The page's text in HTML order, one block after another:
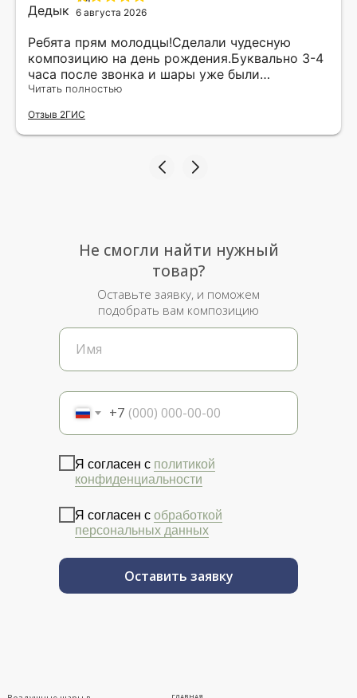
6 августа 2026
Ребята прям молодцы!Сделали чудесную
композицию на день рождения.Буквально 3-4
часа после звонка и шары уже были
доставлены мне по адресу.Качество
рада.
Читать полностью
Отзыв 2ГИС
+7
Я согласен с политикой
конфиденциальности
Я согласен с обработкой
персональных данных
Оставить заявку
Не смогли найти нужный
товар?
Оставьте заявку, и поможем
подобрать вам композицию